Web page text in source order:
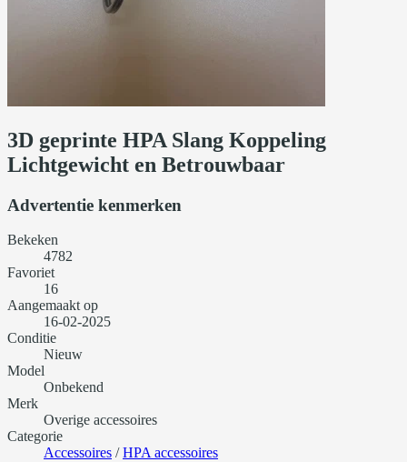
3D geprinte HPA Slang Koppeling
Lichtgewicht en Betrouwbaar
Advertentie kenmerken
Bekeken
4782
Favoriet
16
Aangemaakt op
16-02-2025
Conditie
Nieuw
Model
Onbekend
Merk
Overige accessoires
Categorie
Accessoires /HPA accessoires